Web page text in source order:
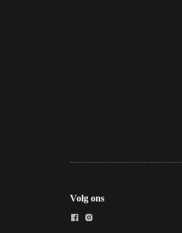
Volg ons